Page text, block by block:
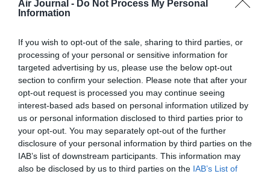
Air Journal - Do Not Process My Personal
Information
If you wish to opt-out of the sale, sharing to third parties, or
processing of your personal or sensitive information for
targeted advertising by us, please use the below opt-out
section to confirm your selection. Please note that after your
opt-out request is processed you may continue seeing
interest-based ads based on personal information utilized by
us or personal information disclosed to third parties prior to
your opt-out. You may separately opt-out of the further
disclosure of your personal information by third parties on the
IAB’s list of downstream participants. This information may
also be disclosed by us to third parties on the IAB’s List of
Ne jamais oublier que le taux de remplissage n’est pas
indicateur financier… Facile de remplir un avion si on brade le
prix des billets^^ Par contre gagner de l’argent c’est autre
chose
RÉPONDRE
LAISSER UN COMMENTAIRE